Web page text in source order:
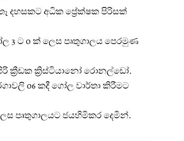
දහසකට අධික ප්‍රේක්ෂක පිරිසක්
3 ට ‍0 ක් ලෙස පෘතුගාලය පෙරමුණ
ක්‍රීඩක ක්‍රිස්ටියානෝ රොනල්ඩෝ.
06 කදී ගෝල වාර්තා කිරීමට
පෘතුගාලයට ජයහිමිකර දෙමින්.